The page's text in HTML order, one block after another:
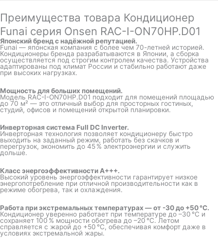
Преимущества товара Кондиционер
Funai серия Onsen RAC-I-ON70HP.D01
Японский бренд с надёжной репутацией.
Funai — японская компания с более чем 70-летней историей.
Кондиционеры бренда разрабатываются в Японии, а сборка
осуществляется под строгим контролем качества. Устройства
адаптированы под климат России и стабильно работают даже
при высоких нагрузках.
Мощность для больших помещений.
Модель RAC-I-ON70HP.D01 подходит для помещений площадью
до 70 м² — это отличный выбор для просторных гостиных,
студий, офисов и помещений открытой планировки.
Инверторная система Full DC Inverter.
Инверторная технология позволяет кондиционеру быстро
выходить на заданный режим, работать без скачков и
перегрузок, экономить до 45 % электроэнергии и служить
дольше.
Класс энергоэффективности A+++.
Высокий уровень энергоэффективности гарантирует низкое
энергопотребление при отличной производительности как в
режиме обогрева, так и охлаждения.
Работа при экстремальных температурах — от -30 до +50 °C.
Кондиционер уверенно работает при температуре до –30 °C и
сохраняет 100 % мощности обогрева до –20 °C. Летом
справляется с жарой до +50 °C, обеспечивая комфорт даже в
условиях экстремальной жары.